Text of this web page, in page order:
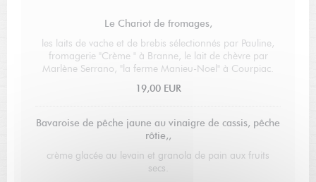
Le Chariot de fromages,
les laits de vache et de brebis sélectionnés par Pauline,
fromagerie "Crème " à Branne, le lait de chèvre par
Marlène Serrano, "la ferme Manieu-Noel" à Courpiac.
19,00 EUR
Bavaroise de pêche jaune au vinaigre de cassis, pêche
rôtie,,
crème glacée au levain et granola de pain aux fruits
secs.